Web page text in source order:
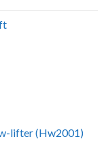
lifter (Hw2001)